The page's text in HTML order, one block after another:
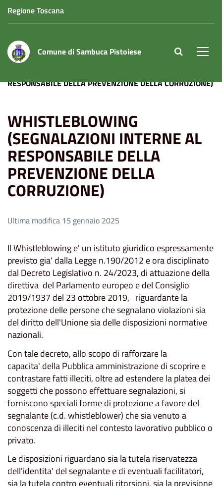
Regione Toscana
Comune di Sambuca Pistoiese site.searc
RESPONSABILE DELLA PREVENZIONE DELLA CORRUZIONE)
WHISTLEBLOWING
(SEGNALAZIONI INTERNE AL
RESPONSABILE DELLA
PREVENZIONE DELLA
CORRUZIONE)
Ultima modifica 15 gennaio 2025
Il Whistleblowing e' un istituto giuridico espressamente
previsto gia' dalla Legge n.190/2012 e ora disciplinato
dal Decreto Legislativo n. 24/2023, di attuazione della
direttiva del Parlamento europeo e del Consiglio
2019/1937 del 23 ottobre 2019, riguardante la
protezione delle persone che segnalano violazioni sia
del diritto dell'Unione sia delle disposizioni normative
nazionali.
Con tale decreto, allo scopo di rafforzare la
capacita' della Pubblica amministrazione di scoprire e
contrastare fatti illeciti, oltre ad estendere la platea dei
soggetti che possono effettuare segnalazioni, si
forniscono speciali forme di protezione a favore del
segnalante (c.d. whistleblower) che sia venuto a
conoscenza di illeciti nel contesto lavorativo pubblico o
privato.
Le disposizioni riguardano sia la tutela riservatezza
dell'identita' del segnalante e di eventuali facilitatori,